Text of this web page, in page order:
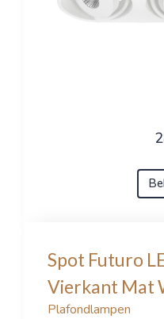
Spot Futuro
Vierkant Mat
Plafondlampen
Noodzakelijk